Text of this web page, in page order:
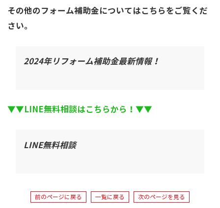
その他のフォーム補助金についてはこちらをご覧くだ
さい。
2024年リフォーム補助金最新情報！
▼▼LINE無料相談はこちらから！▼▼
LINE無料相談
前のページに戻る 一覧に戻る 次のページを見る